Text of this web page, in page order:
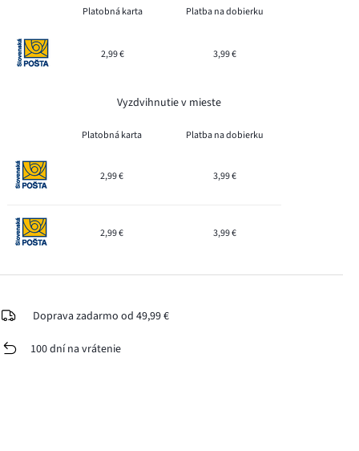
Platobná karta Platba na dobierku
2,99 € 3,99 €
Vyzdvihnutie v mieste
Platobná karta Platba na dobierku
2,99 € 3,99 €
2,99 € 3,99 €
Doprava zadarmo od 49,99 €
100 dní na vrátenie